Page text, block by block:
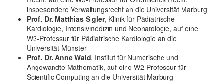
insbesondere Verwaltungsrecht an die Universität Marburg
Prof. Dr. Matthias Sigler, Klinik für Pädiatrische
Kardiologie, Intensivmedizin und Neonatologie, auf eine
W3-Professur für Pädiatrische Kardiologie an die
Universität Münster
Prof. Dr. Anne Wald, Institut für Numerische und
Angewandte Mathematik, auf eine W2-Professur für
Scientific Computing an die Universität Marburg